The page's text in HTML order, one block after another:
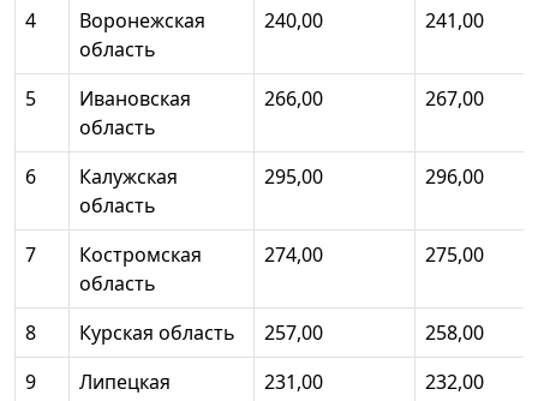
4
Воронежская
область
240,00 241,00
5
Ивановская
область
266,00 267,00
6
Калужская
область
295,00 296,00
7
Костромская
область
274,00 275,00
8 Курская область 257,00
258,00
9
Липецкая
231,00 232,00